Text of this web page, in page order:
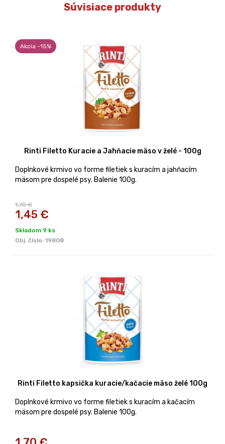
Súvisiace produkty
Akcia -15%
Rinti Filetto Kuracie a Jahňacie mäso v želé - 100g
Doplnkové krmivo vo forme filetiek s kuracím a jahňacím
mäsom pre dospelé psy. Balenie 100g.
1,70 €
1,45 €
Skladom 9 ks
Obj. čislo: 19808
Rinti Filetto kapsička kuracie/kačacie mäso želé 100g
Doplnkové krmivo vo forme filetiek s kuracím a kačacím
mäsom pre dospelé psy. Balenie 100g.